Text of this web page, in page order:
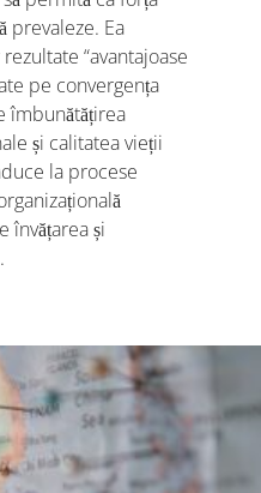
prevaleze. Ea
“avantajoase
pe convergența
îmbunătățirea
și calitatea vieții
la procese
învățarea și